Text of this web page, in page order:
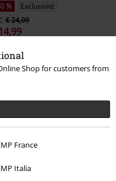
Shop for customers from
France
Italia
%
Exclusivité
€ 24,99
Manches courtes